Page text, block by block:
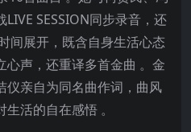
SESSION同步录音，还
间展开，既含自身生活心态
心声，还重译多首金曲 。金
仪亲自为同名曲作词，曲风
活的自在感悟 。